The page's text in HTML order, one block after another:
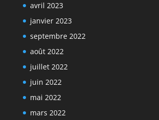
avril 2023
janvier 2023
septembre 2022
août 2022
juillet 2022
juin 2022
mai 2022
mars 2022